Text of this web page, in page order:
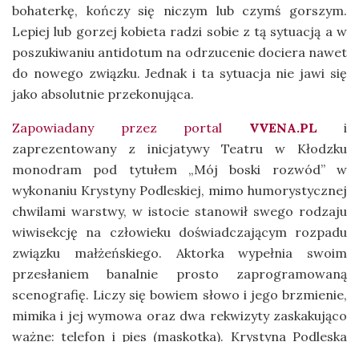
bohaterkę, kończy się niczym lub czymś gorszym.
Lepiej lub gorzej kobieta radzi sobie z tą sytuacją a w
poszukiwaniu antidotum na odrzucenie dociera nawet
do nowego związku. Jednak i ta sytuacja nie jawi się
jako absolutnie przekonująca.
Zapowiadany przez portal VVENA.PL i
zaprezentowany z inicjatywy Teatru w Kłodzku
monodram pod tytułem „Mój boski rozwód” w
wykonaniu Krystyny Podleskiej, mimo humorystycznej
chwilami warstwy, w istocie stanowił swego rodzaju
wiwisekcję na człowieku doświadczającym rozpadu
związku małżeńskiego. Aktorka wypełnia swoim
przesłaniem banalnie prosto zaprogramowaną
scenografię. Liczy się bowiem słowo i jego brzmienie,
mimika i jej wymowa oraz dwa rekwizyty zaskakująco
ważne: telefon i pies (maskotka). Krystyna Podleska